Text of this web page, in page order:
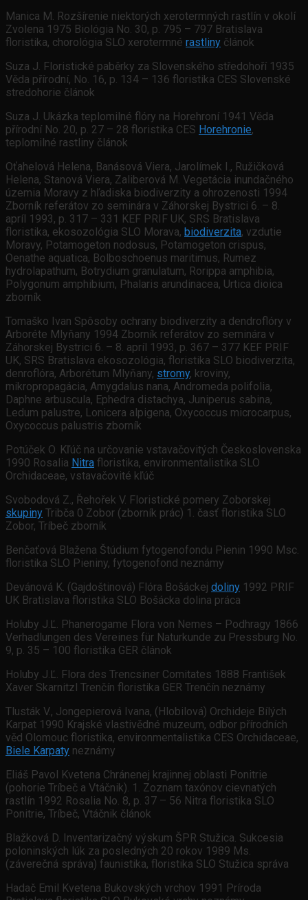
Manica M. Rozšírenie niektorých xerotermných rastlín v okolí
Zvolena 1975 Biológia No. 30, p. 795 – 797 Bratislava
floristika, chorológia SLO xerotermné rastliny článok
Suza J. Floristické paběrky za Slovenského středohoří 1935
Věda přírodní, No. 16, p. 134 – 136 floristika CES Slovenské
stredohorie článok
Suza J. Ukázka teplomilné flóry na Horehroní 1941 Věda
přírodní No. 20, p. 27 – 28 floristika CES Horehronie,
teplomilné rastliny článok
Oťahelová Helena, Banásová Viera, Jarolímek I., Ružičková
Helena, Stanová Viera, Zaliberová M. Vegetácia inundačného
územia Moravy z hľadiska biodiverzity a ohrozenosti 1994
Zborník referátov zo seminára v Záhorskej Bystrici 6. – 8.
apríl 1993, p. 317 – 331 KEF PRIF UK, SRS Bratislava
floristika, ekosozológia SLO Morava, biodiverzita, vzdutie
Moravy, Potamogeton nodosus, Potamogeton crispus,
Oenathe aquatica, Bolboschoenus maritimus, Rumez
hydrolapathum, Botrydium granulatum, Rorippa amphibia,
Polygonum amphibium, Phalaris arundinacea, Urtica dioica
zborník
Tomaško Ivan Spôsoby ochrany biodiverzity a dendroflóry v
Arboréte Mlyňany 1994 Zborník referátov zo seminára v
Záhorskej Bystrici 6. – 8. apríl 1993, p. 367 – 377 KEF PRIF
UK, SRS Bratislava ekosozológia, floristika SLO biodiverzita,
denroflóra, Arborétum Mlyňany, stromy, kroviny,
mikropropagácia, Amygdalus nana, Andromeda polifolia,
Daphne arbuscula, Ephedra distachya, Juniperus sabina,
Ledum palustre, Lonicera alpigena, Oxycoccus microcarpus,
Oxycoccus palustris zborník
Potúček O. Kľúč na určovanie vstavačovitých Československa
1990 Rosalia Nitra floristika, environmentalistika SLO
Orchidaceae, vstavačovité kľúč
Svobodová Z., Řehořek V. Floristické pomery Zoborskej
skupiny Tribča 0 Zobor (zborník prác) 1. časť floristika SLO
Zobor, Tríbeč zborník
Benčaťová Blažena Štúdium fytogenofondu Pienin 1990 Msc.
floristika SLO Pieniny, fytogenofond neznámy
Devánová K. (Gajdoštinová) Flóra Bošáckej doliny 1992 PRIF
UK Bratislava floristika SLO Bošácka dolina práca
Holuby J.Ľ. Phanerogame Flora von Nemes – Podhragy 1866
Verhadlungen des Vereines für Naturkunde zu Pressburg No.
9, p. 35 – 100 floristika GER článok
Holuby J.Ľ. Flora des Trencsiner Comitates 1888 František
Xaver Skarnitzl Trenčín floristika GER Trenčín neznámy
Tlusták V., Jongepierová Ivana, (Hlobilová) Orchideje Bílých
Karpat 1990 Krajské vlastivědné muzeum, odbor přírodních
věd Olomouc floristika, environmentalistika CES Orchidaceae,
Biele Karpaty neznámy
Eliáš Pavol Kvetena Chránenej krajinnej oblasti Ponitrie
(pohorie Tríbeč a Vtáčnik). 1. Zoznam taxónov cievnatých
rastlín 1992 Rosalia No. 8, p. 37 – 56 Nitra floristika SLO
Ponitrie, Tríbeč, Vtáčnik článok
Blažková D. Inventarizačný výskum ŠPR Stužica. Sukcesia
poloninských lúk za posledných 20 rokov 1989 Ms.
(záverečná správa) faunistika, floristika SLO Stužica správa
Hadač Emil Kvetena Bukovských vrchov 1991 Príroda